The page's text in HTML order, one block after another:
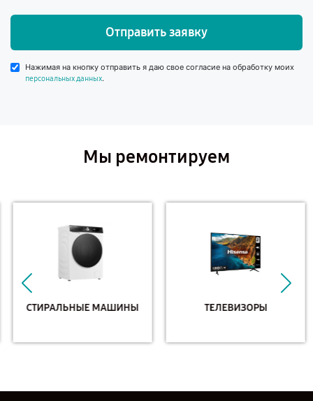
Отправить заявку
Нажимая на кнопку отправить я даю свое согласие на обработку моих
персональных данных.
Мы ремонтируем
СТИРАЛЬНЫЕ МАШИНЫ ТЕЛЕВИЗОРЫ